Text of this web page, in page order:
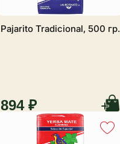
Pajarito Tradicional, 500 гр.
894 ₽